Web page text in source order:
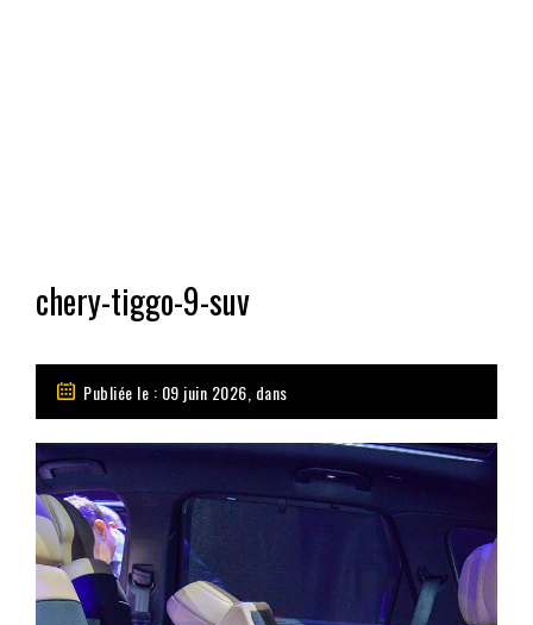
chery-tiggo-9-suv
Publiée le : 09 juin 2026, dans